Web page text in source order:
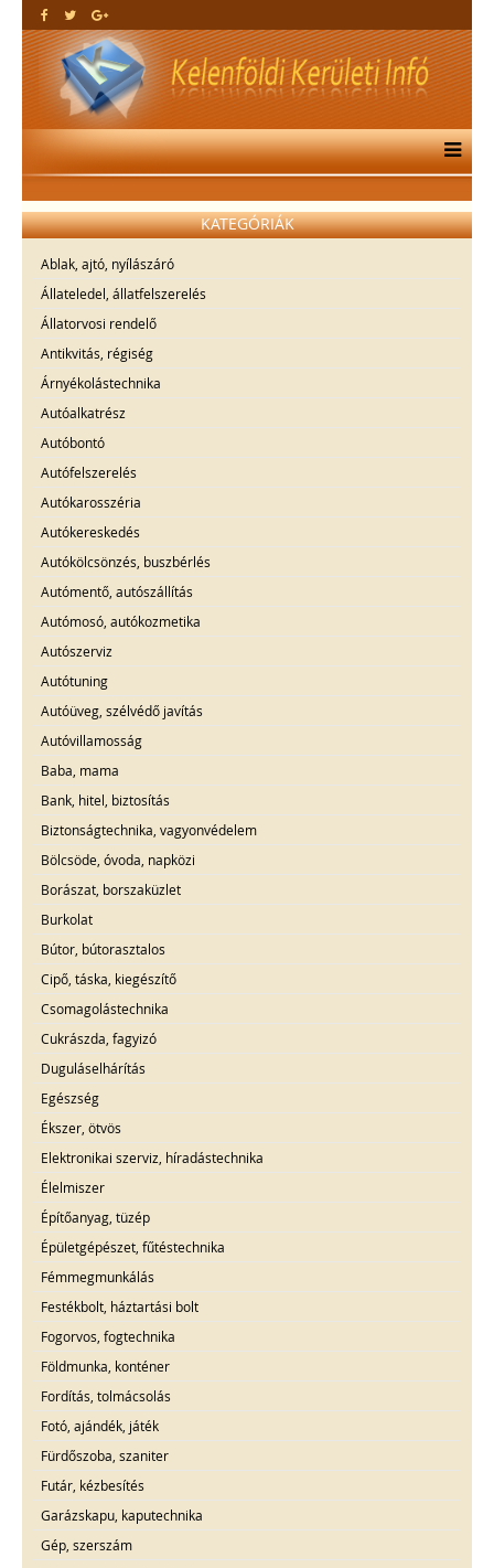
KATEGÓRIÁK
Ablak, ajtó, nyílászáró
Állateledel, állatfelszerelés
Állatorvosi rendelő
Antikvitás, régiség
Árnyékolástechnika
Autóalkatrész
Autóbontó
Autófelszerelés
Autókarosszéria
Autókereskedés
Autókölcsönzés, buszbérlés
Autómentő, autószállítás
Autómosó, autókozmetika
Autószerviz
Autótuning
Autóüveg, szélvédő javítás
Autóvillamosság
Baba, mama
Bank, hitel, biztosítás
Biztonságtechnika, vagyonvédelem
Bölcsöde, óvoda, napközi
Borászat, borszaküzlet
Burkolat
Bútor, bútorasztalos
Cipő, táska, kiegészítő
Csomagolástechnika
Cukrászda, fagyizó
Duguláselhárítás
Egészség
Ékszer, ötvös
Elektronikai szerviz, híradástechnika
Élelmiszer
Építőanyag, tüzép
Épületgépészet, fűtéstechnika
Fémmegmunkálás
Festékbolt, háztartási bolt
Fogorvos, fogtechnika
Földmunka, konténer
Fordítás, tolmácsolás
Fotó, ajándék, játék
Fürdőszoba, szaniter
Futár, kézbesítés
Garázskapu, kaputechnika
Gép, szerszám